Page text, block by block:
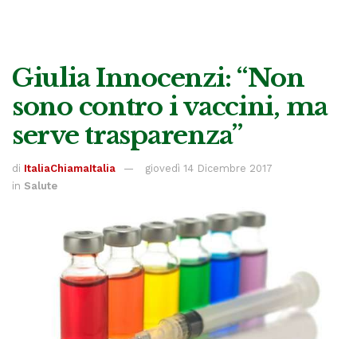
Giulia Innocenzi: “Non
sono contro i vaccini, ma
serve trasparenza”
di ItaliaChiamaItalia
giovedì 14 Dicembre 2017
in Salute